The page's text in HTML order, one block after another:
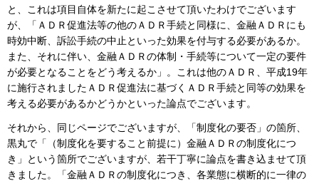
と、これは項目自体を新たに起こさせて頂いたわけでございます
が、「ＡＤＲ促進法等の他のＡＤＲ手続と同様に、金融ＡＤＲにも
時効中断、訴訟手続の中止といった効果を付与する必要があるか。
また、それに伴い、金融ＡＤＲの体制・手続等について一定の要件
が必要となることをどう考えるか」。これは他のＡＤＲ、平成19年
に施行されましたＡＤＲ促進法に基づくＡＤＲ手続と同等の効果を
考える必要があるかどうかといった論点でございます。
それから、同じページでございますが、「制度化の要否」の箇所、
黒丸で「（制度化を要すること前提に）金融ＡＤＲの制度化につ
き」という箇所でございますが、若干丁寧に論点を書き込ませて頂
きました。「金融ＡＤＲの制度化につき、各業態に横断的に一律の